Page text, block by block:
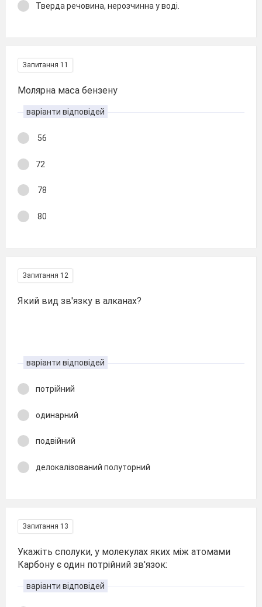
Тверда речовина, нерозчинна у воді.
Запитання 11
Молярна маса бензену
варіанти відповідей
56
72
78
80
Запитання 12
Який вид зв'язку в алканах?
варіанти відповідей
потрійний
одинарний
подвійний
делокалізований полуторний
Запитання 13
Укажіть сполуки, у молекулах яких між атомами
Карбону є один потрійний зв'язок:
варіанти відповідей